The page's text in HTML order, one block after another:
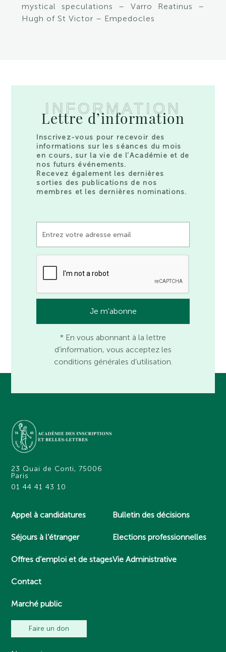
mystical speculations – Varro Reatinus –
Hugh of St Victor – Empedocles
INFORMATION
Lettre d’information
Inscrivez-vous pour recevoir des
informations sur les séances du mois
en cours, sur la vie de l’Académie et de
nos futurs événements.
Recevez également les dernières
sorties des publications de nos
membres et les dernières nominations.
* En vous abonnant à la lettre
d’information, vous acceptez les
conditions générales d’utilisation.
23 Quai de Conti, 75006
Paris
01 44 41 43 10
Appel à candidatures
Séjours à l’étranger
Offres d’emploi et de stages
Contact
Marché public
Bulletin des décisions
Elections professionnelles
Vie Administrative
Faire un don